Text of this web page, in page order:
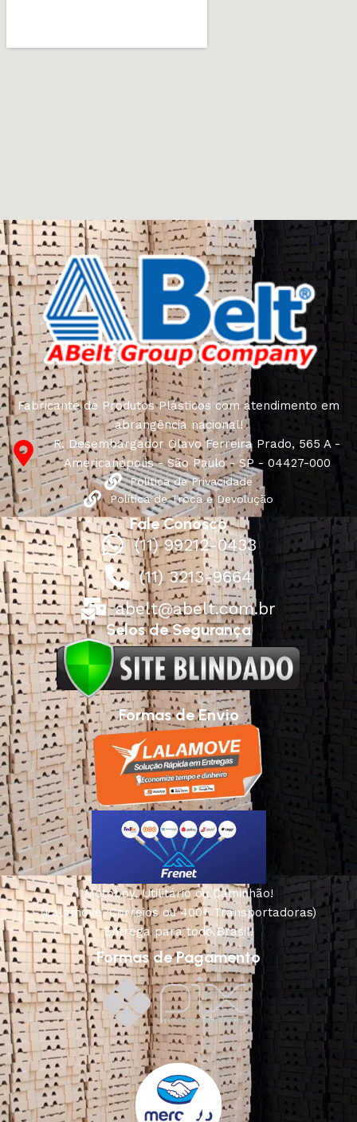
Fabricante de Produtos Plásticos com atendimento em
abrangência nacional!
R. Desembargador Olavo Ferreira Prado, 565 A -
Americanópolis - São Paulo - SP - 04427-000
Política de Privacidade
Política de Troca e Devolução
Fale Conosco
(11) 99212-0433
(11) 3213-9664
abelt@abelt.com.br
Selos de Segurança
Formas de Envio
Motoboy, Utilitário ou Caminhão!
(Lalamove, Correios ou 400+ Transportadoras)
Entrega para todo Brasil!
Formas de Pagamento